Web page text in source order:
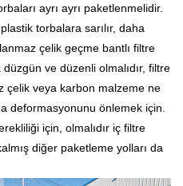
ayrı ayrı paketlenmelidir.
torbalara sarılır, daha
çelik geçme bantlı filtre
ve düzenli olmalıdır, filtre
çelik veya karbon malzeme ne
deformasyonunu önlemek için.
için, olmalıdır iç filtre
diğer paketleme yolları da